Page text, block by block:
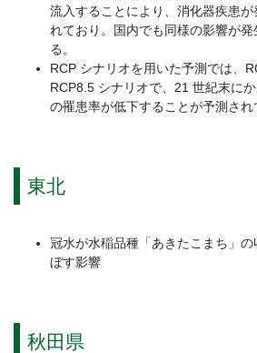
流入することにより、消化器疾患
れており。国内でも同様の影響が
る。
RCP シナリオを用いた予測では、
RCP8.5 シナリオで、21 世紀末に
の罹患率が低下することが予測され
東北
冠水が水稲品種「あきたこまち」
ぼす影響
秋田県